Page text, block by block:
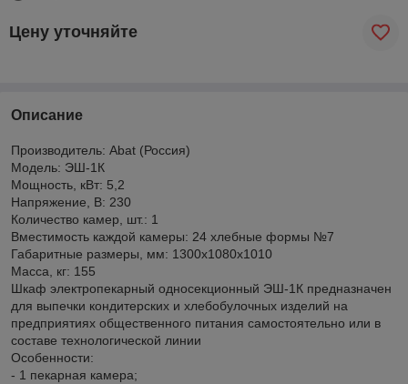
Цену уточняйте
Описание
Производитель: Abat (Россия)
Модель: ЭШ-1К
Мощность, кВт: 5,2
Напряжение, В: 230
Количество камер, шт.: 1
Вместимость каждой камеры: 24 хлебные формы №7
Габаритные размеры, мм: 1300х1080х1010
Масса, кг: 155
Шкаф электропекарный односекционный ЭШ-1К предназначен
для выпечки кондитерских и хлебобулочных изделий на
предприятиях общественного питания самостоятельно или в
составе технологической линии
Особенности:
- 1 пекарная камера;